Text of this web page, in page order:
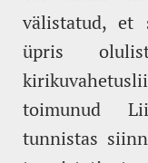
välistatud, et
üpris
toimunud
tunnistas